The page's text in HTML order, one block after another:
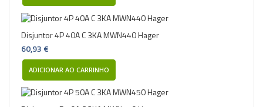
Disjuntor 4P 40A C 3KA MWN440 Hager
60,93 €
ADICIONAR AO CARRINHO